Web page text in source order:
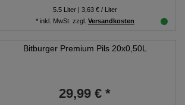
5.5Liter| 3,63 € / Liter
* inkl. MwSt. zzgl. Versandkosten
Bitburger Premium Pils 20x0,50L
29,99 € *